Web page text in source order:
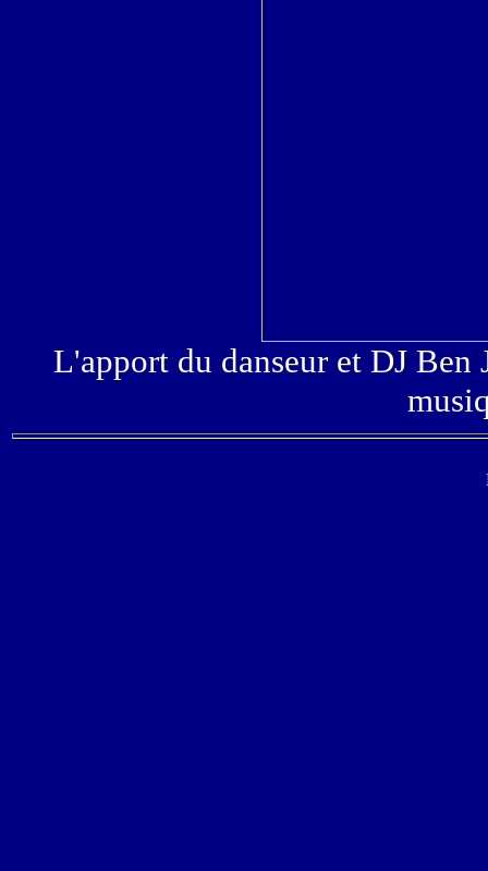
L'apport du danseur et DJ